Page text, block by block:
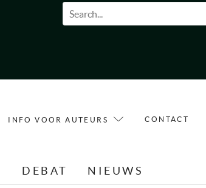
Zoekveld
INFO VOOR AUTEURS CONTACT
DEBAT NIEUWS